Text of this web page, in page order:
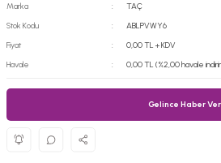
Marka
TAÇ
Stok Kodu
ABLPVWY6
Fiyat
0,00 TL + KDV
Havale
0,00 TL (%2,00 havale
Gelince Haber Ver